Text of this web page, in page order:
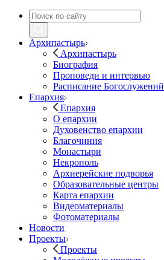
Архипастырь
Архипастырь
Биография
Проповеди и интервью
Расписание Богослужений
Епархия
Епархия
О епархии
Духовенство епархии
Благочиния
Монастыри
Некрополь
Архиерейские подворья
Образовательные центры
Карта епархии
Видеоматериалы
Фотоматериалы
Новости
Проекты
Проекты